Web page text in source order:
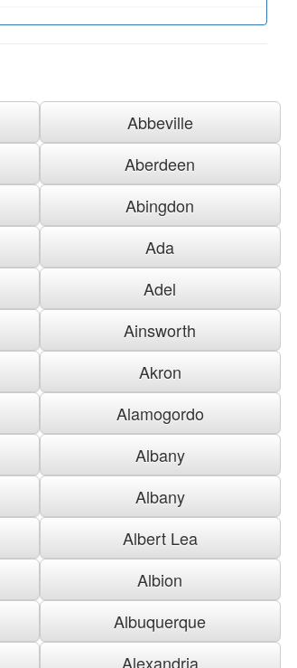
Abbeville
Aberdeen
Abingdon
Ada
Adel
Ainsworth
Akron
Alamogordo
Albany
Albany
Albert Lea
Albion
Albuquerque
Alexandria